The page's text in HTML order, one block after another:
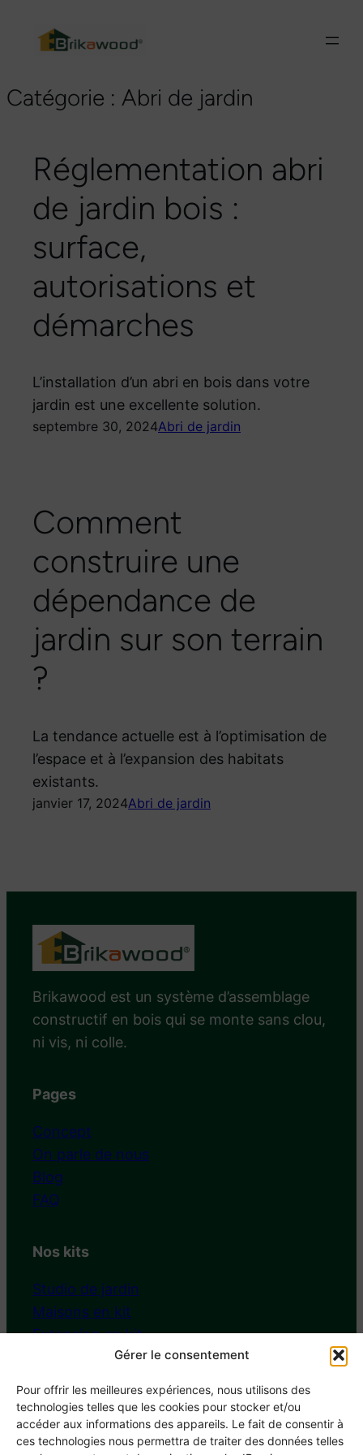
Gérer le consentement
Pour offrir les meilleures expériences, nous utilisons des
technologies telles que les cookies pour stocker et/ou
accéder aux informations des appareils. Le fait de consentir à
ces technologies nous permettra de traiter des données telles
Catégorie : Abri de jardin
Réglementation abri
de jardin bois :
surface,
autorisations et
démarches
L’installation d’un abri en bois dans votre
jardin est une excellente solution.
septembre 30, 2024Abri de jardin
Comment
construire une
dépendance de
jardin sur son terrain
?
La tendance actuelle est à l’optimisation de
l’espace et à l’expansion des habitats
existants.
janvier 17, 2024Abri de jardin
Brikawood est un système d’assemblage
constructif en bois qui se monte sans clou,
ni vis, ni colle.
Pages
Concept
On parle de nous
Blog
FAQ
Nos kits
Studio de jardin
Maisons en kit
Extension en kit
Chalet de jardin
Nous contacter
Tél : 02 55 99 57 18